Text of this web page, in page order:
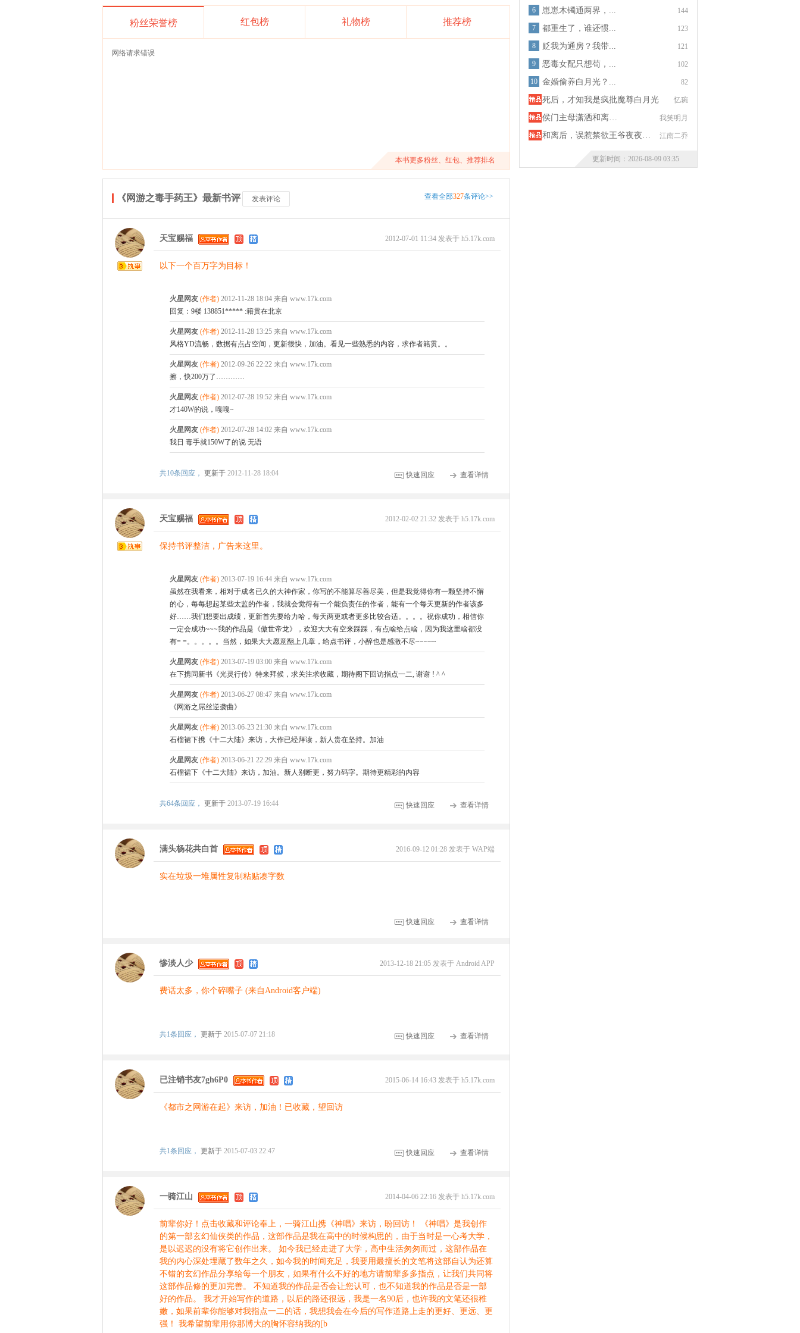
粉丝荣誉榜 红包榜 礼物榜 推荐榜
网络请求错误
本书更多粉丝、红包、推荐排名
查看全部327条评论>>
《网游之毒手药王》最新书评 发表评论
2012-07-01 11:34 发表于 h5.17k.com
天宝赐福
以下一个百万字为目标！
火星网友 (作者) 2012-11-28 18:04 来自 www.17k.com
回复：9楼 138851***** :籍贯在北京
火星网友 (作者) 2012-11-28 13:25 来自 www.17k.com
风格YD流畅，数据有点占空间，更新很快，加油。看见一些熟悉的内容，求作者籍贯。。
火星网友 (作者) 2012-09-26 22:22 来自 www.17k.com
擦，快200万了…………
火星网友 (作者) 2012-07-28 19:52 来自 www.17k.com
才140W的说，嘎嘎~
火星网友 (作者) 2012-07-28 14:02 来自 www.17k.com
我日 毒手就150W了的说 无语
快速回应 查看详情
共10条回应， 更新于 2012-11-28 18:04
2012-02-02 21:32 发表于 h5.17k.com
天宝赐福
保持书评整洁，广告来这里。
火星网友 (作者) 2013-07-19 16:44 来自 www.17k.com
虽然在我看来，相对于成名已久的大神作家，你写的不能算尽善尽美，但是我觉得你有一颗坚持不懈
的心，每每想起某些太监的作者，我就会觉得有一个能负责任的作者，能有一个每天更新的作者该多
好……我们想要出成绩，更新首先要给力哈，每天两更或者更多比较合适。。。。祝你成功，相信你
一定会成功~~~我的作品是《傲世帝龙》，欢迎大大有空来踩踩，有点啥给点啥，因为我这里啥都没
有= =。。。。。当然，如果大大愿意翻上几章，给点书评，小醉也是感激不尽~~~~~
火星网友 (作者) 2013-07-19 03:00 来自 www.17k.com
在下携同新书《光灵行传》特来拜候，求关注求收藏，期待阁下回访指点一二, 谢谢 ! ^ ^
火星网友 (作者) 2013-06-27 08:47 来自 www.17k.com
《网游之屌丝逆袭曲》
火星网友 (作者) 2013-06-23 21:30 来自 www.17k.com
石榴裙下携《十二大陆》来访，大作已经拜读，新人贵在坚持。加油
火星网友 (作者) 2013-06-21 22:29 来自 www.17k.com
石榴裙下《十二大陆》来访，加油。新人别断更，努力码字。期待更精彩的内容
快速回应 查看详情
共64条回应， 更新于 2013-07-19 16:44
2016-09-12 01:28 发表于 WAP端
满头杨花共白首
实在垃圾一堆属性复制粘贴凑字数
快速回应 查看详情
2013-12-18 21:05 发表于 Android APP
惨淡人少
费话太多，你个碎嘴子 (来自Android客户端)
快速回应 查看详情
共1条回应， 更新于 2015-07-07 21:18
2015-06-14 16:43 发表于 h5.17k.com
已注销书友7gh6P0
《都市之网游在起》来访，加油！已收藏，望回访
快速回应 查看详情
共1条回应， 更新于 2015-07-03 22:47
2014-04-06 22:16 发表于 h5.17k.com
一骑江山
前辈你好！点击收藏和评论奉上，一骑江山携《神唱》来访，盼回访！ 《神唱》是我创作
的第一部玄幻仙侠类的作品，这部作品是我在高中的时候构思的，由于当时是一心考大学，
是以迟迟的没有将它创作出来。 如今我已经走进了大学，高中生活匆匆而过，这部作品在
我的内心深处埋藏了数年之久，如今我的时间充足，我要用最擅长的文笔将这部自认为还算
不错的玄幻作品分享给每一个朋友，如果有什么不好的地方请前辈多多指点，让我们共同将
这部作品修的更加完善。 不知道我的作品是否会让您认可，也不知道我的作品是否是一部
好的作品。 我才开始写作的道路，以后的路还很远，我是一名90后，也许我的文笔还很稚
嫩，如果前辈你能够对我指点一二的话，我想我会在今后的写作道路上走的更好、更远、更
强！ 我希望前辈用你那博大的胸怀容纳我的[b
144
6 崽崽木镯通两界，...
123
7 都重生了，谁还惯...
121
8 贬我为通房？我带...
102
9 恶毒女配只想苟，...
82
10 金婚偷养白月光？...
忆琬
死后，才知我是疯批魔尊白月光
我笑明月
侯门主母潇洒和离…
江南二乔
和离后，误惹禁欲王爷夜夜…
更新时间：2026-08-09 03:35